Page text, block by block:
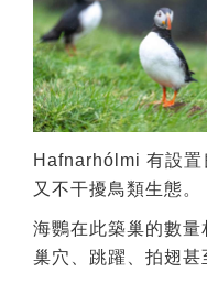
Hafnarhólmi 有設置
又不干擾鳥類生態。
海鸚在此築巢的數量
巢穴、跳躍、拍翅甚